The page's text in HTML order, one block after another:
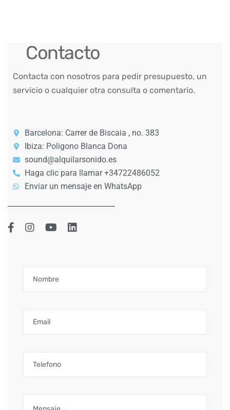
Contacto
Contacta con nosotros para pedir presupuesto, un
servicio o cualquier otra consulta o comentario.
Barcelona: Carrer de Biscaia , no. 383
Ibiza: Poligono Blanca Dona
sound@alquilarsonido.es
Haga clic para llamar +34722486052
Enviar un mensaje en WhatsApp